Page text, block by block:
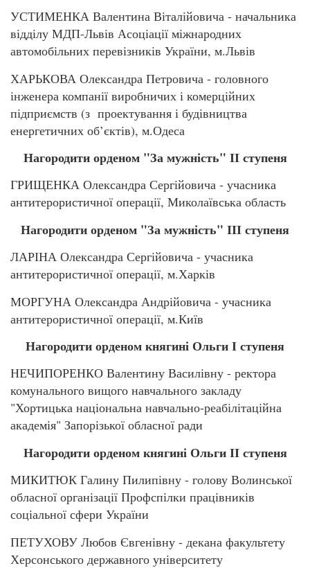
УСТИМЕНКА Валентина Віталійовича - начальника
відділу МДП-Львів Асоціації міжнародних
автомобільних перевізників України, м.Львів
ХАРЬКОВА Олександра Петровича - головного
інженера компанії виробничих і комерційних
підприємств (з проектування і будівництва
енергетичних об’єктів), м.Одеса
Нагородити орденом "За мужність" ІІ ступеня
ГРИЩЕНКА Олександра Сергійовича - учасника
антитерористичної операції, Миколаївська область
Нагородити орденом "За мужність" ІІІ ступеня
ЛАРІНА Олександра Сергійовича - учасника
антитерористичної операції, м.Харків
МОРГУНА Олександра Андрійовича - учасника
антитерористичної операції, м.Київ
Нагородити орденом княгині Ольги І ступеня
НЕЧИПОРЕНКО Валентину Василівну - ректора
комунального вищого навчального закладу
"Хортицька національна навчально-реабілітаційна
академія" Запорізької обласної ради
Нагородити орденом княгині Ольги ІІ ступеня
МИКИТЮК Галину Пилипівну - голову Волинської
обласної організації Профспілки працівників
соціальної сфери України
ПЕТУХОВУ Любов Євгенівну - декана факультету
Херсонського державного університету